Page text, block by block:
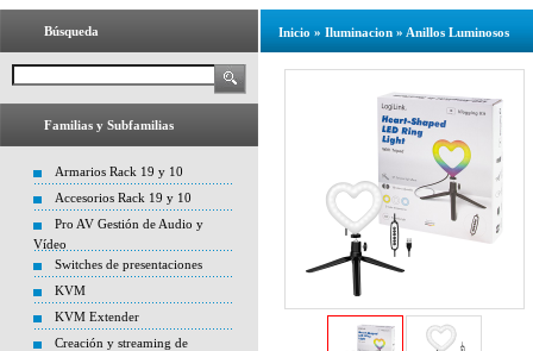
Búsqueda
Familias y Subfamilias
Armarios Rack 19 y 10
Accesorios Rack 19 y 10
Pro AV Gestión de Audio y
Vídeo
Switches de presentaciones
KVM
KVM Extender
Creación y streaming de
Inicio » Iluminacion » Anillos Luminosos